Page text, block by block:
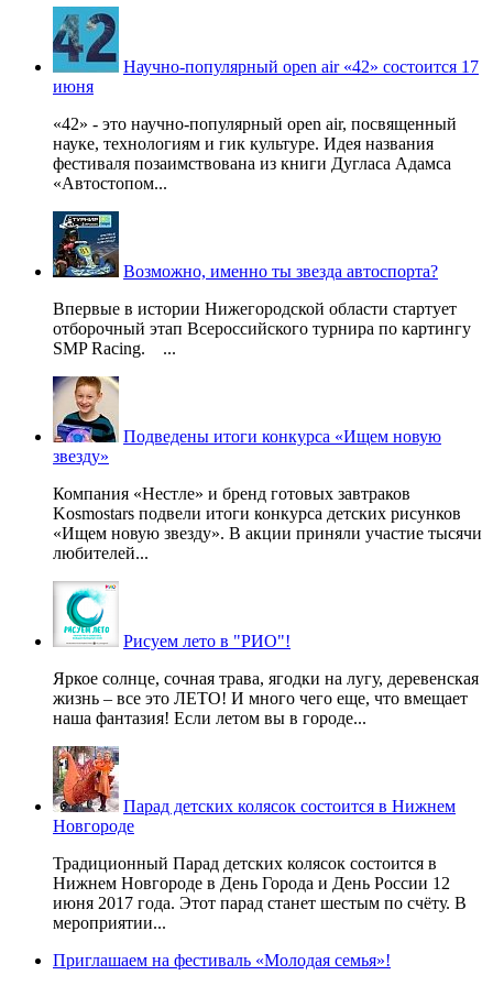
Научно-популярный open air «42» состоится 17
июня
«42» - это научно-популярный open air, посвященный
науке, технологиям и гик культуре. Идея названия
фестиваля позаимствована из книги Дугласа Адамса
«Автостопом...
Возможно, именно ты звезда автоспорта?
Впервые в истории Нижегородской области стартует
отборочный этап Всероссийского турнира по картингу
SMP Racing. ...
Подведены итоги конкурса «Ищем новую
звезду»
Компания «Нестле» и бренд готовых завтраков
Kosmostars подвели итоги конкурса детских рисунков
«Ищем новую звезду». В акции приняли участие тысячи
любителей...
Рисуем лето в "РИО"!
Яркое солнце, сочная трава, ягодки на лугу, деревенская
жизнь – все это ЛЕТО! И много чего еще, что вмещает
наша фантазия! Если летом вы в городе...
Парад детских колясок состоится в Нижнем
Новгороде
Традиционный Парад детских колясок состоится в
Нижнем Новгороде в День Города и День России 12
июня 2017 года. Этот парад станет шестым по счёту. В
мероприятии...
Приглашаем на фестиваль «Молодая семья»!